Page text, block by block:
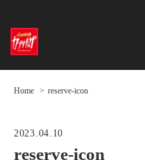
Home reserve-icon
2023.04.10
reserve-icon